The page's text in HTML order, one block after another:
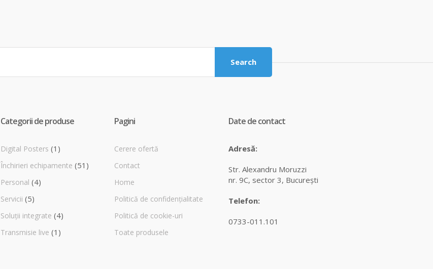
Search
Categorii de produse
Digital Posters (1)
Închirieri echipamente (51)
Personal (4)
Servicii (5)
Soluții integrate (4)
Transmisie live (1)
Pagini
Cerere ofertă
Contact
Home
Politică de confidențialitate
Politică de cookie-uri
Toate produsele
Date de contact
Adresă:
Str. Alexandru Moruzzi
nr. 9C, sector 3, Bucureşti
Telefon:
0733-011.101